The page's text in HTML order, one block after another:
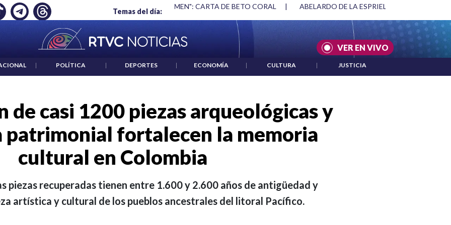
Temas del día:
UN CRIMEN": CARTA DE BETO CORAL ABELARDO DE LA ESPRIELLA Y DMG ACUERDOS ENTRE ESTADOS UNIDOS E IRÁN
VER EN VIVO
| POLÍTICA | DEPORTES | ECONOMÍA | CULTURA | JUSTICIA
de casi 1200 piezas arqueológicas y
patrimonial fortalecen la memoria
cultural en Colombia
piezas recuperadas tienen entre 1.600 y 2.600 años de antigüedad y
artística y cultural de los pueblos ancestrales del litoral Pacífico.